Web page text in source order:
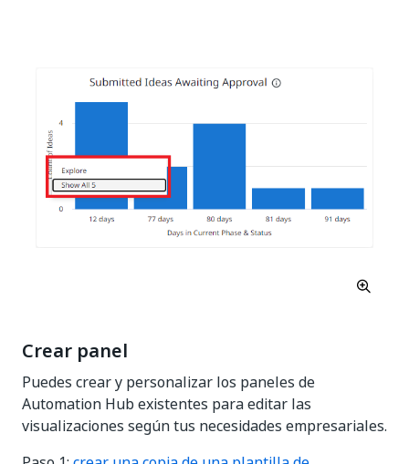
Crear panel
Puedes crear y personalizar los paneles de
Automation Hub existentes para editar las
visualizaciones según tus necesidades empresariales.